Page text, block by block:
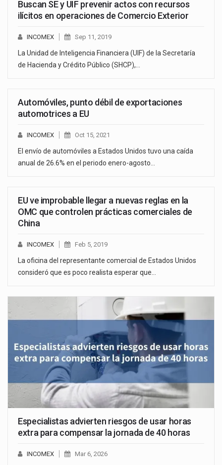
Buscan SE y UIF prevenir actos con recursos
ilícitos en operaciones de Comercio Exterior
INCOMEX Sep 11, 2019
La Unidad de Inteligencia Financiera (UIF) de la Secretaría
de Hacienda y Crédito Público (SHCP),…
Automóviles, punto débil de exportaciones
automotrices a EU
INCOMEX Oct 15, 2021
El envío de automóviles a Estados Unidos tuvo una caída
anual de 26.6% en el periodo enero-agosto…
EU ve improbable llegar a nuevas reglas en la
OMC que controlen prácticas comerciales de
China
INCOMEX Feb 5, 2019
La oficina del representante comercial de Estados Unidos
consideró que es poco realista esperar que…
Especialistas advierten riesgos de usar horas
extra para compensar la jornada de 40 horas
INCOMEX Mar 6, 2026